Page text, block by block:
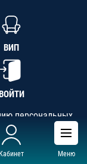
Кабинет Меню
ВИП
персональных